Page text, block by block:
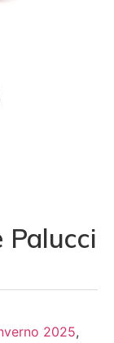
Palucci
2025,